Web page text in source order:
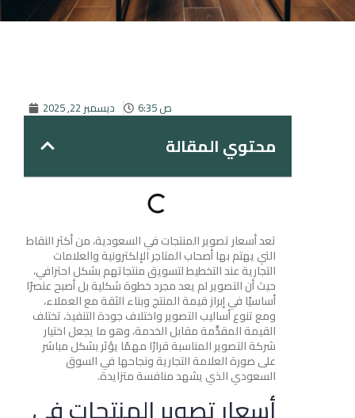
ديسمبر 22, 2025 6:35 ص
محتوي المقالة
تعد أسعار تصوير المنتجات في السعودية، من أكثر النقاط
التي يهتم بها أصحاب المتاجر الإلكترونية والعلامات
التجارية عند التخطيط لتسويق منتجاتهم بشكل احترافي،
حيث أن التصوير لم يعد مجرد خطوة شكلية بل أصبح عنصرًا
أساسيًا في إبراز قيمة المنتج وبناء الثقة مع العملاء،
ومع تنوع أساليب التصوير واختلاف جودة التنفيذ، تختلف
القيمة المقدَّمة مقابل الخدمة، وهو ما يجعل اختيار
شركة التصوير المناسبة قرارًا مهمًا يؤثر بشكل مباشر
على صورة العلامة التجارية ونجاحها في السوق
السعودي الذي يشهد منافسة متزايدة.